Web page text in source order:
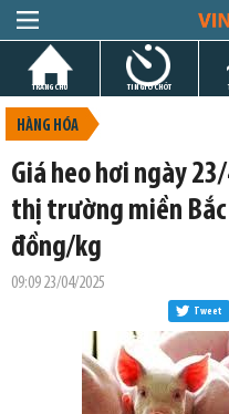
TRANG CHỦ TIN GIỜ CHÓT
HÀNG HÓA
Giá heo hơi ngày
thị trường miền
đồng/kg
09:09 23/04/2025
Tweet